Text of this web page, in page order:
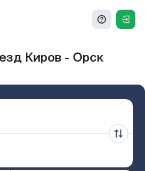
Киров - Орск